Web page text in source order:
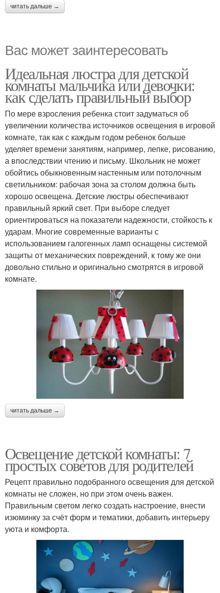
читать дальше →
Вас может заинтересовать
Идеальная люстра для детской
комнаты мальчика или девочки:
как сделать правильный выбор
По мере взросления ребенка стоит задуматься об
увеличении количества источников освещения в игровой
комнате, так как с каждым годом ребенок больше
уделяет времени занятиям, например, лепке, рисованию,
а впоследствии чтению и письму. Школьник не может
обойтись обыкновенным настенным или потолочным
светильником: рабочая зона за столом должна быть
хорошо освещена. Детские люстры обеспечивают
правильный яркий свет. При выборе следует
ориентироваться на показатели надежности, стойкость к
ударам. Многие современные варианты с
использованием галогенных ламп оснащены системой
защиты от механических повреждений, к тому же они
довольно стильно и оригинально смотрятся в игровой
комнате.
читать дальше →
Освещение детской комнаты: 7
простых советов для родителей
Рецепт правильно подобранного освещения для детской
комнаты не сложен, но при этом очень важен.
Правильным светом легко создать настроение, внести
изюминку за счёт форм и тематики, добавить интерьеру
уюта и комфорта.